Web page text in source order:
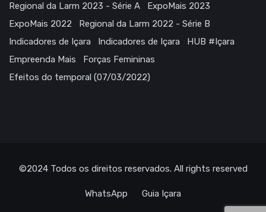
Regional da Larm 2023 - Série A
ExpoMais 2023
ExpoMais 2022
Regional da Larm 2022 - Série B
Indicadores de Içara
Indicadores de Içara
HUB #Içara
Empreenda Mais
Forças Femininas
Efeitos do temporal (07/03/2022)
©2024 Todos os direitos reservados. All rights reserved
WhatsApp Guia Içara